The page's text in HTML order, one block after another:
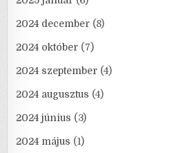
2024 december (8)
2024 október (7)
2024 szeptember (4)
2024 augusztus (4)
2024 június (3)
2024 május (1)